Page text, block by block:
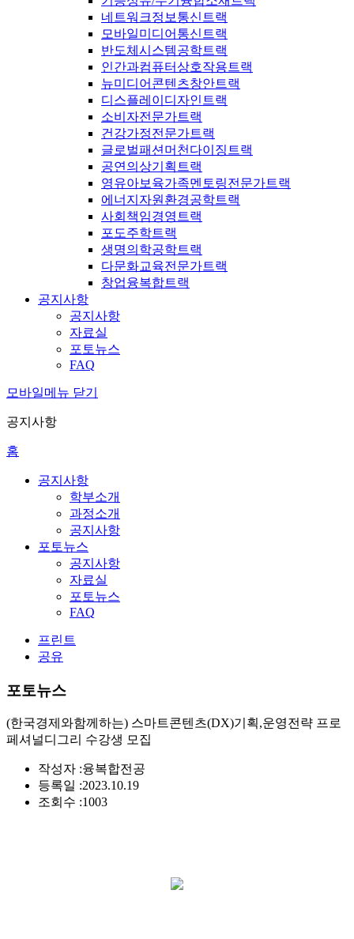
네트워크정보통신트랙
모바일미디어통신트랙
반도체시스템공학트랙
인간과컴퓨터상호작용트랙
뉴미디어콘텐츠창안트랙
디스플레이디자인트랙
소비자전문가트랙
건강가정전문가트랙
글로벌패션머천다이징트랙
공연의상기획트랙
영유아보육가족멘토링전문가트랙
에너지자원환경공학트랙
사회책임경영트랙
포도주학트랙
생명의학공학트랙
다문화교육전문가트랙
창업융복합트랙
공지사항
공지사항
자료실
포토뉴스
FAQ
모바일메뉴 닫기
공지사항
홈
공지사항
학부소개
과정소개
공지사항
포토뉴스
공지사항
자료실
포토뉴스
FAQ
프린트
공유
포토뉴스
(한국경제와함께하는) 스마트콘텐츠(DX)기획,운영전략 프로
페셔널디그리 수강생 모집
작성자 :융복합전공
등록일 :2023.10.19
조회수 :1003